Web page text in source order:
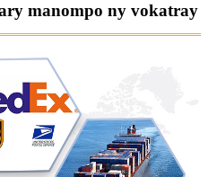
manompo ny vokatray